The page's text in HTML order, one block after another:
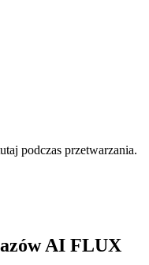
podczas przetwarzania.
AI FLUX